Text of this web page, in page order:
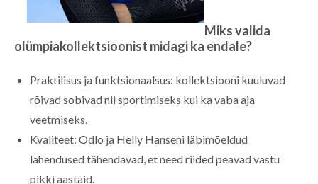
Miks valida
olümpiakollektsioonist midagi ka endale?
Praktilisus ja funktsionaalsus: kollektsiooni kuuluvad
rõivad sobivad nii sportimiseks kui ka vaba aja
veetmiseks.
Kvaliteet: Odlo ja Helly Hanseni läbimõeldud
lahendused tähendavad, et need riided peavad vastu
pikki aastaid.